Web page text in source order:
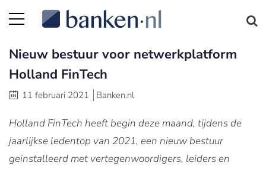
Nieuw bestuur voor netwerkplatform
Holland FinTech
11 februari 2021 Banken.nl
Holland FinTech heeft begin deze maand, tijdens de
jaarlijkse ledentop van 2021, een nieuw bestuur
geïnstalleerd met vertegenwoordigers, leiders en